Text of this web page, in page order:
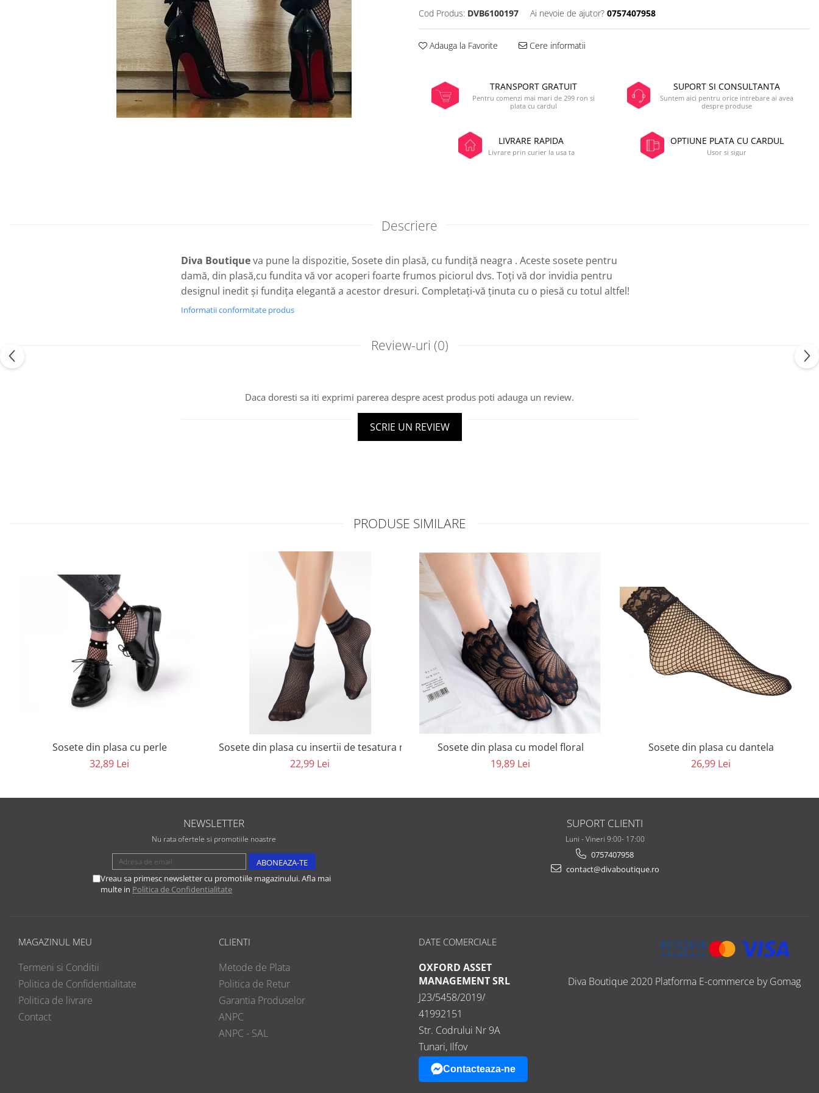
Cod Produs: DVB6100197 Ai nevoie de ajutor? 0757407958
Adauga la Favorite Cere informatii
TRANSPORT GRATUIT
Pentru comenzi mai mari de 299 ron si
plata cu cardul
SUPORT SI CONSULTANTA
Suntem aici pentru orice intrebare ai avea
despre produse
LIVRARE RAPIDA
Livrare prin curier la usa ta
OPTIUNE PLATA CU CARDUL
Usor si sigur
Descriere
Diva Boutiqueva pune la dispozitie, Sosete din plasă, cu fundiță neagra . Aceste sosete pentru
damă, din plasă,cu fundita vă vor acoperi foarte frumos piciorul dvs. Toți vă dor invidia pentru
designul inedit și fundița elegantă a acestor dresuri. Completați-vă ținuta cu o piesă cu totul altfel!
Informatii conformitate produs
Review-uri (0)
Daca doresti sa iti exprimi parerea despre acest produs poti adauga un review.
SCRIE UN REVIEW
PRODUSE SIMILARE
Sosete din plasa cu perle
32,89 Lei
Sosete din plasa cu insertii de tesatura metalica cu luciu
22,99 Lei
Sosete din plasa cu model floral
19,89 Lei
Sosete din plasa cu dantela
26,99 Lei
NEWSLETTER
Nu rata ofertele si promotiile noastre
Vreau sa primesc newsletter cu promotiile magazinului. Afla mai
multe in Politica de Confidentialitate
SUPORT CLIENTI
Luni - Vineri 9:00- 17:00
0757407958
contact@divaboutique.ro
MAGAZINUL MEU
Termeni si Conditii
Politica de Confidentialitate
Politica de livrare
Contact
CLIENTI
Metode de Plata
Politica de Retur
Garantia Produselor
ANPC
ANPC - SAL
DATE COMERCIALE
OXFORD ASSET
MANAGEMENT SRL
J23/5458/2019/
41992151
Str. Codrului Nr 9A
Tunari, Ilfov
Contacteaza-ne
Diva Boutique 2020 Platforma E-commerce by Gomag